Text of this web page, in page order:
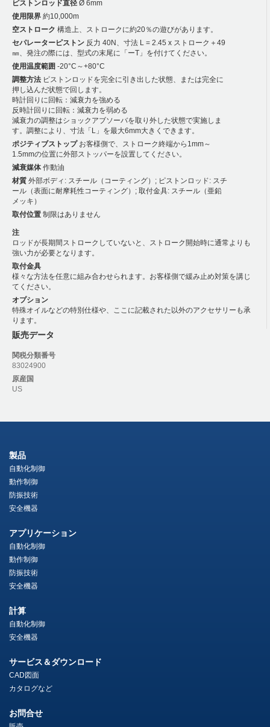
ピストンロッド直径 Ø 6mm
使用限界 約10,000m
空ストローク 構造上、ストロークに約20％の遊びがあります。
セパレーターピストン 反力 40N、寸法 L = 2.45 x ストローク＋49
㎜、発注の際には、型式の末尾に「ーT」を付けてください。
使用温度範囲 -20°C～+80°C
調整方法 ピストンロッドを完全に引き出した状態、または完全に
押し込んだ状態で回します。
時計回りに回転：減衰力を強める
反時計回りに回転：減衰力を弱める
減衰力の調整はショックアブソーバを取り外した状態で実施しま
す。調整により、寸法「L」を最大6mm大きくできます。
ポジティブストップお客様側で、ストローク終端から1mm～
1.5mmの位置に外部ストッパーを設置してください。
減衰媒体作動油
材質 外部ボディ: スチール（コーティング）; ピストンロッド: スチ
ール（表面に耐摩耗性コーティング）; 取付金具: スチール（亜鉛
メッキ）
取付位置 制限はありません
注
ロッドが長期間ストロークしていないと、ストローク開始時に通常よりも
強い力が必要となります。
取付金具
様々な方法を任意に組み合わせられます。お客様側で緩み止め対策を講じ
てください。
オプション
特殊オイルなどの特別仕様や、ここに記載された以外のアクセサリーも承
ります。
販売データ
関税分類番号
83024900
原産国
US
製品
自動化制御
動作制御
防振技術
安全機器
アプリケーション
自動化制御
動作制御
防振技術
安全機器
計算
自動化制御
安全機器
サービス＆ダウンロード
CAD図面
カタログなど
お問合せ